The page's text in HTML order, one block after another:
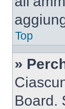
Top
»
Board.